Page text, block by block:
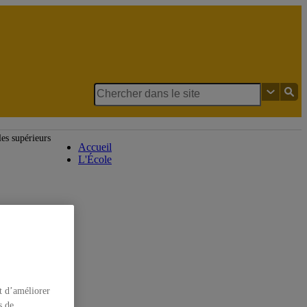
supérieurs
Accueil
L'École
d’améliorer
de